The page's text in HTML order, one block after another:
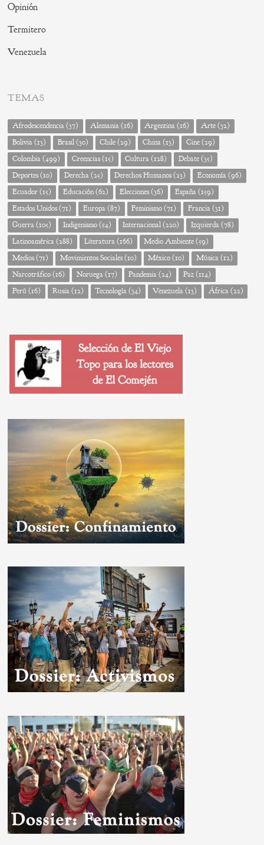
Opinión
Termitero
Venezuela
TEMAS
Afrodescendencia(37) Alemania(16) Argentina(16) Arte(32)
Bolivia(13) Brasil(30) Chile(29) China(13) Cine(29)
Colombia(499) Creencias(15) Cultura(128) Debate(35)
Deportes(10) Derecha(25) Derechos Humanos(23) Economía(96)
Ecuador(15) Educación(62) Elecciones(36) España(159)
Estados Unidos(71) Europa(87) Feminismo(71) Francia(31)
Guerra(105) Indigenismo(54) Internacional(220) Izquierda(78)
Latinoamérica(288) Literatura(166) Medio Ambiente(59)
Medios(71) Movimientos Sociales(10) México(10) Música(12)
Narcotráfico(16) Noruega(17) Pandemia(24) Paz(114)
Perú (16) Rusia(12) Tecnología(34) Venezuela(13) África(22)